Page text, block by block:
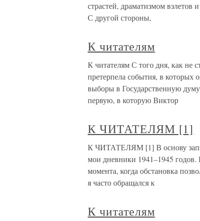
страстей, драматизмом взлетов
С другой стороны,
К читателям
К читателям С того дня, как не
претерпела события, в
выборы в Государственную
первую, в которую Виктор
К ЧИТАТЕЛЯМ [1]
К ЧИТАТЕЛЯМ [1] В основу
мои дневники 1941–1945
момента, когда обстановка
я часто обращался к
К читателям